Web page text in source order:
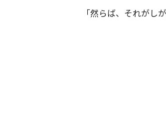
「然らば、それがしが